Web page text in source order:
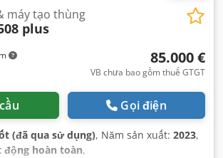
máy tạo thùng
plus
85.000 €
VB chưa bao gồm thuế GTGT
Gọi điện
(đã qua sử dụng), Năm sản xuất: 2023,
động hoàn toàn,